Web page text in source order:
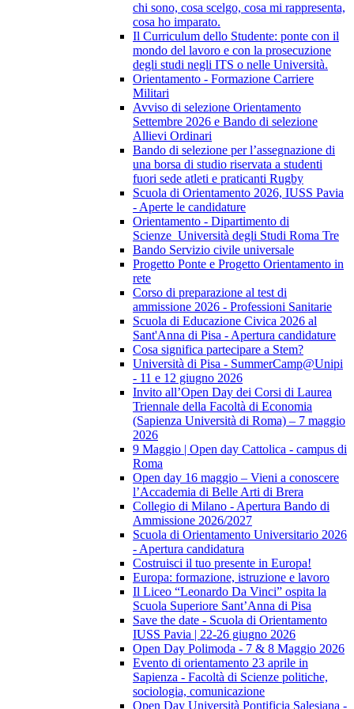
chi sono, cosa scelgo, cosa mi rappresenta,
cosa ho imparato.
Il Curriculum dello Studente: ponte con il
mondo del lavoro e con la prosecuzione
degli studi negli ITS o nelle Università.
Orientamento - Formazione Carriere
Militari
Avviso di selezione Orientamento
Settembre 2026 e Bando di selezione
Allievi Ordinari
Bando di selezione per l’assegnazione di
una borsa di studio riservata a studenti
fuori sede atleti e praticanti Rugby
Scuola di Orientamento 2026, IUSS Pavia
- Aperte le candidature
Orientamento - Dipartimento di
Scienze_Università degli Studi Roma Tre
Bando Servizio civile universale
Progetto Ponte e Progetto Orientamento in
rete
Corso di preparazione al test di
ammissione 2026 - Professioni Sanitarie
Scuola di Educazione Civica 2026 al
Sant'Anna di Pisa - Apertura candidature
Cosa significa partecipare a Stem?
Università di Pisa - SummerCamp@Unipi
- 11 e 12 giugno 2026
Invito all’Open Day dei Corsi di Laurea
Triennale della Facoltà di Economia
(Sapienza Università di Roma) – 7 maggio
2026
9 Maggio | Open day Cattolica - campus di
Roma
Open day 16 maggio – Vieni a conoscere
l’Accademia di Belle Arti di Brera
Collegio di Milano - Apertura Bando di
Ammissione 2026/2027
Scuola di Orientamento Universitario 2026
- Apertura candidatura
Costruisci il tuo presente in Europa!
Europa: formazione, istruzione e lavoro
Il Liceo “Leonardo Da Vinci” ospita la
Scuola Superiore Sant’Anna di Pisa
Save the date - Scuola di Orientamento
IUSS Pavia | 22-26 giugno 2026
Open Day Polimoda - 7 & 8 Maggio 2026
Evento di orientamento 23 aprile in
Sapienza - Facoltà di Scienze politiche,
sociologia, comunicazione
Open Day Università Pontificia Salesiana -